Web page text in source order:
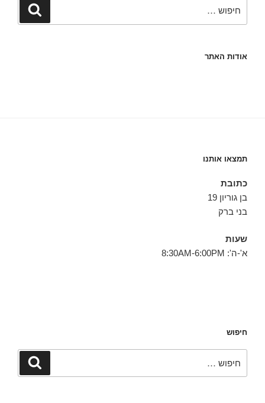
חיפוש
אודות האתר
תמצאו אותנו
כתובת
בן גוריון 19
בני ברק
שעות
א'-ה': 8:30AM-6:00PM
חיפוש
חיפוש